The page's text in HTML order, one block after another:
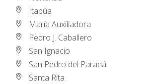
Itapúa
María Auxiliadora
Pedro J. Caballero
San Ignacio
San Pedro del Paraná
Santa Rita